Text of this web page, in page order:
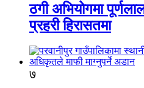
ठगी अभियोगमा
प्रहरी हिरासतमा
७